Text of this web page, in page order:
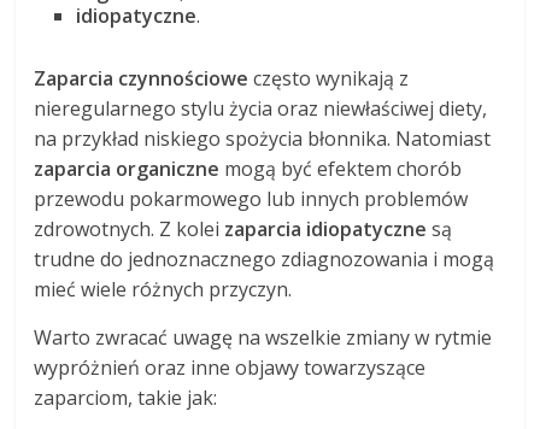
idiopatyczne.
Zaparcia czynnościowe często wynikają z
nieregularnego stylu życia oraz niewłaściwej diety,
na przykład niskiego spożycia błonnika. Natomiast
zaparcia organiczne mogą być efektem chorób
przewodu pokarmowego lub innych problemów
zdrowotnych. Z kolei zaparcia idiopatyczne są
trudne do jednoznacznego zdiagnozowania i mogą
mieć wiele różnych przyczyn.
Warto zwracać uwagę na wszelkie zmiany w rytmie
wypróżnień oraz inne objawy towarzyszące
zaparciom, takie jak: